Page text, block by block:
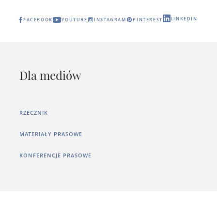
FACEBOOK YOUTUBE INSTAGRAM PINTEREST LINKEDIN
Dla mediów
RZECZNIK
MATERIAŁY PRASOWE
KONFERENCJE PRASOWE